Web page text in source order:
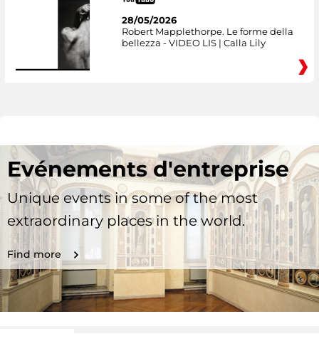
28/05/2026
Robert Mapplethorpe. Le forme della
bellezza - VIDEO LIS | Calla Lily
Evénements d'entreprise
Unique events in some of the most
extraordinary places in the world.
Find more